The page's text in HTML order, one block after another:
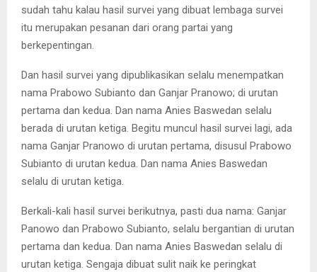
sudah tahu kalau hasil survei yang dibuat lembaga survei
itu merupakan pesanan dari orang partai yang
berkepentingan.
Dan hasil survei yang dipublikasikan selalu menempatkan
nama Prabowo Subianto dan Ganjar Pranowo; di urutan
pertama dan kedua. Dan nama Anies Baswedan selalu
berada di urutan ketiga. Begitu muncul hasil survei lagi, ada
nama Ganjar Pranowo di urutan pertama, disusul Prabowo
Subianto di urutan kedua. Dan nama Anies Baswedan
selalu di urutan ketiga.
Berkali-kali hasil survei berikutnya, pasti dua nama: Ganjar
Panowo dan Prabowo Subianto, selalu bergantian di urutan
pertama dan kedua. Dan nama Anies Baswedan selalu di
urutan ketiga. Sengaja dibuat sulit naik ke peringkat